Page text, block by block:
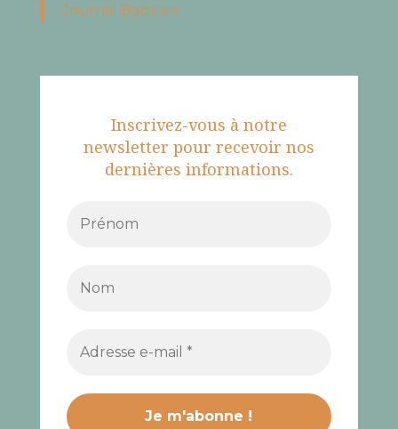
Journal Bacalan
Inscrivez-vous à notre
newsletter pour recevoir nos
dernières informations.